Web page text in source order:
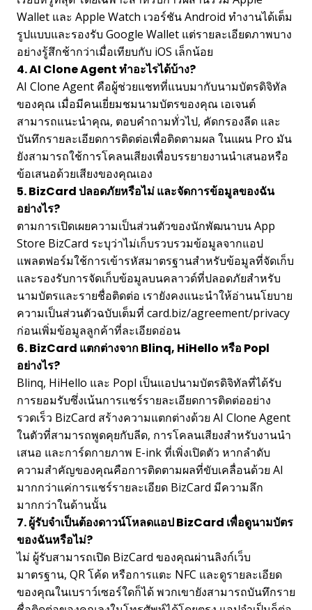
Wallet และ Apple Watch เวอร์ชัน Android ทำงานได้เต็ม
รูปแบบและรองรับ Google Wallet แต่รายละเอียดภาพบาง
อย่างรู้สึกช้ากว่าเมื่อเทียบกับ iOS เล็กน้อย
4. AI Clone Agent ทำอะไรได้บ้าง?
AI Clone Agent คือผู้ช่วยแชทที่แนบมากับนามบัตรดิจิทัล
ของคุณ เมื่อมีคนเยี่ยมชมนามบัตรของคุณ เอเจนต์
สามารถแนะนำคุณ, ตอบคำถามทั่วไป, คัดกรองลีด และ
บันทึกรายละเอียดการติดต่อเพื่อติดตามผล ในแผน Pro มัน
ยังสามารถใช้การโคลนเสียงเพื่อบรรยายงานนำเสนอหรือ
ข้อเสนอด้วยเสียงของคุณเอง
5. BizCard ปลอดภัยหรือไม่ และจัดการข้อมูลของฉัน
อย่างไร?
ตามการเปิดเผยความเป็นส่วนตัวของนักพัฒนาบน App
Store BizCard ระบุว่าไม่เก็บรวบรวมข้อมูลจากแอป
แพลตฟอร์มใช้การเข้ารหัสมาตรฐานสำหรับข้อมูลที่จัดเก็บ
และรองรับการจัดเก็บข้อมูลบนคลาวด์ที่ปลอดภัยสำหรับ
นามบัตรและรายชื่อติดต่อ เรายังคงแนะนำให้อ่านนโยบาย
ความเป็นส่วนตัวฉบับเต็มที่ card.biz/agreement/privacy
ก่อนเพิ่มข้อมูลลูกค้าที่ละเอียดอ่อน
6. BizCard แตกต่างจาก Blinq, HiHello หรือ Popl
อย่างไร?
Blinq, HiHello และ Popl เป็นแอปนามบัตรดิจิทัลที่ได้รับ
การยอมรับซึ่งเน้นการแชร์รายละเอียดการติดต่ออย่าง
รวดเร็ว BizCard สร้างความแตกต่างด้วย AI Clone Agent
ในตัวที่สามารถพูดคุยกับลีด, การโคลนเสียงสำหรับงานนำ
เสนอ และการ์ดกายภาพ E-ink ที่เพิ่งเปิดตัว หากลำดับ
ความสำคัญของคุณคือการติดตามผลที่ขับเคลื่อนด้วย AI
มากกว่าแค่การแชร์รายละเอียด BizCard มีความลึก
มากกว่าในด้านนั้น
7. ผู้รับจำเป็นต้องดาวน์โหลดแอป BizCard เพื่อดูนามบัตร
ของฉันหรือไม่?
ไม่ ผู้รับสามารถเปิด BizCard ของคุณผ่านลิงก์เว็บ
มาตรฐาน, QR โค้ด หรือการแตะ NFC และดูรายละเอียด
ของคุณในเบราว์เซอร์ใดก็ได้ พวกเขายังสามารถบันทึกราย